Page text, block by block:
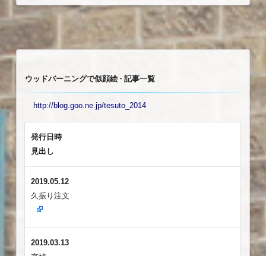
ウッドバーニングで似顔絵 - 記事一覧
http://blog.goo.ne.jp/tesuto_2014
発行日時
見出し
2019.05.12
久振り注文
2019.03.13